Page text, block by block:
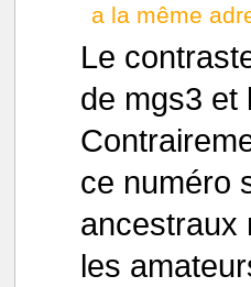
a la même
Le
de mgs3 et
ce numéro
ancestraux
les